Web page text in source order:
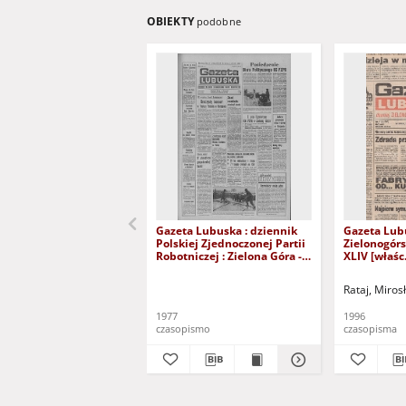
OBIEKTY podobne
Gazeta Lubuska : dziennik
Polskiej Zjednoczonej Partii
Robotniczej : Zielona Góra -
1977
czasopismo
Gazeta
XLIV
Rataj,
1996
czasopisma